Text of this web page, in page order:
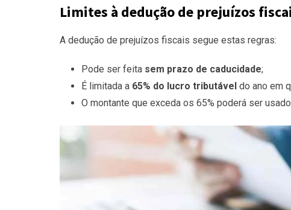
Limites à dedução de prejuízos
A dedução de prejuízos fiscais segue estas regras:
Pode ser feita sem prazo de caducidade;
É limitada a 65% do lucro tributável do ano em
O montante que exceda os 65% poderá ser